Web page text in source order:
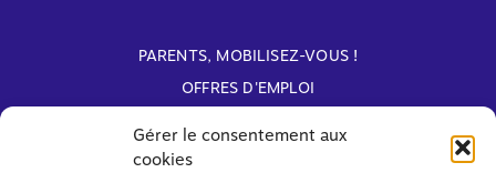
Gérer le consentement aux
cookies
PARENTS, MOBILISEZ-VOUS !
OFFRES D'EMPLOI